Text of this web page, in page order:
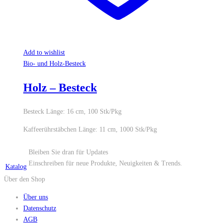
Add to wishlist
Bio- und Holz-Besteck
Holz – Besteck
Besteck Länge: 16 cm, 100 Stk/Pkg
Kaffeerührstäbchen Länge: 11 cm, 1000 Stk/Pkg
Katalog
Bleiben Sie dran für Updates
Einschreiben für neue Produkte, Neuigkeiten & Trends.
Über den Shop
Über uns
Datenschutz
AGB